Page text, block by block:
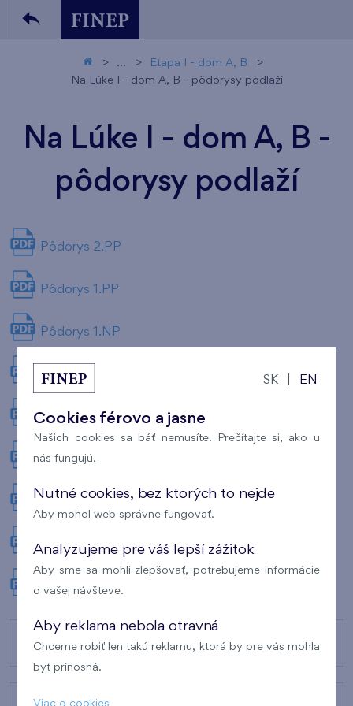
...
Etapa I - dom A, B
Na Lúke I - dom A, B - pôdorysy podlaží
Na Lúke I - dom A, B -
pôdorysy podlaží
Pôdorys 2.PP
Pôdorys 1.PP
Pôdorys 1.NP
Pôdorys 2.NP
Pôdorys 3.NP
Pôdorys 4.NP
Pôdorys 6.NP
Pôdorys 7.NP
NAŠE PROJEKTY
SK EN
Cookies férovo a jasne
Našich cookies sa báť nemusíte. Prečítajte si, ako u
nás fungujú.
Nutné cookies, bez ktorých to nejde
Aby mohol web správne fungovať.
Analyzujeme pre váš lepší zážitok
Aby sme sa mohli zlepšovať, potrebujeme informácie
o vašej návšteve.
Aby reklama nebola otravná
Chceme robiť len takú reklamu, ktorá by pre vás mohla
byť prínosná.
Viac o cookies